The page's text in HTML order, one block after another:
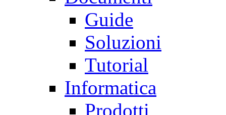
Guide
Soluzioni
Tutorial
Informatica
Prodotti